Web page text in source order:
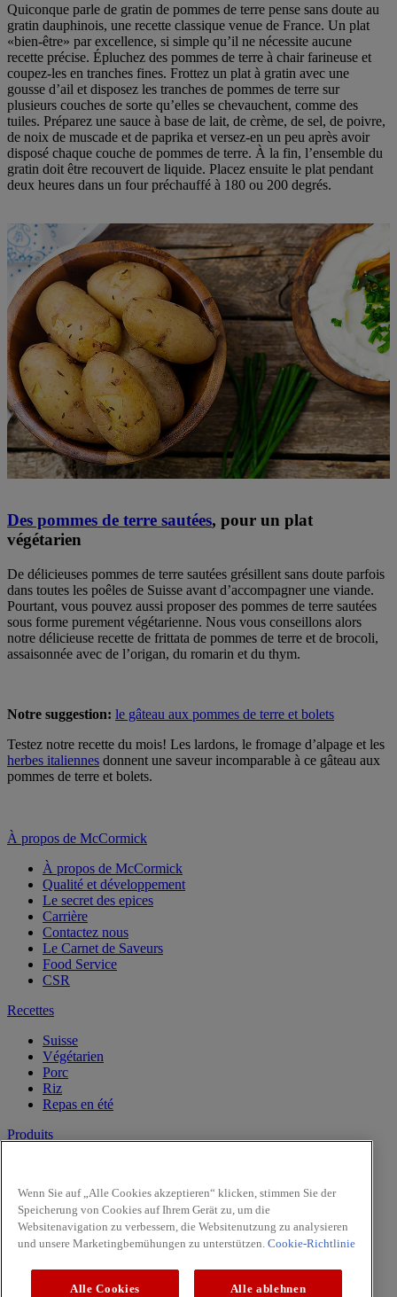
Quiconque parle de gratin de pommes de terre pense sans doute au
gratin dauphinois, une recette classique venue de France. Un plat
«bien-être» par excellence, si simple qu’il ne nécessite aucune
recette précise. Épluchez des pommes de terre à chair farineuse et
coupez-les en tranches fines. Frottez un plat à gratin avec une
gousse d’ail et disposez les tranches de pommes de terre sur
plusieurs couches de sorte qu’elles se chevauchent, comme des
tuiles. Préparez une sauce à base de lait, de crème, de sel, de poivre,
de noix de muscade et de paprika et versez-en un peu après avoir
disposé chaque couche de pommes de terre. À la fin, l’ensemble du
gratin doit être recouvert de liquide. Placez ensuite le plat pendant
deux heures dans un four préchauffé à 180 ou 200 degrés.
Des pommes de terre sautées, pour un plat
végétarien
De délicieuses pommes de terre sautées grésillent sans doute parfois
dans toutes les poêles de Suisse avant d’accompagner une viande.
Pourtant, vous pouvez aussi proposer des pommes de terre sautées
sous forme purement végétarienne. Nous vous conseillons alors
notre délicieuse recette de frittata de pommes de terre et de brocoli,
assaisonnée avec de l’origan, du romarin et du thym.
Notre suggestion: le gâteau aux pommes de terre et bolets
Testez notre recette du mois! Les lardons, le fromage d’alpage et les
herbes italiennes donnent une saveur incomparable à ce gâteau aux
pommes de terre et bolets.
À propos de McCormick
À propos de McCormick
Qualité et développement
Le secret des epices
Carrière
Contactez nous
Le Carnet de Saveurs
Food Service
CSR
Recettes
Suisse
Végétarien
Porc
Riz
Repas en été
Produits
Epices
Intense
Pasta & Pizza
Youtube
Wenn Sie auf „Alle Cookies akzeptieren“ klicken, stimmen Sie der
Speicherung von Cookies auf Ihrem Gerät zu, um die
Websitenavigation zu verbessern, die Websitenutzung zu analysieren
und unsere Marketingbemühungen zu unterstützen. Cookie-Richtlinie
Alle Cookies Alle ablehnen